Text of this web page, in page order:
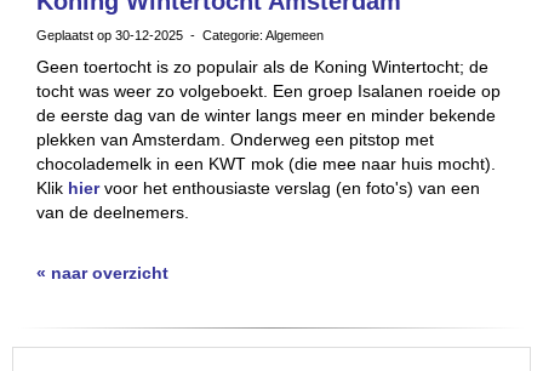
Geplaatst op 30-12-2025 - Categorie: Algemeen
Geen toertocht is zo populair als de Koning Wintertocht; de
tocht was weer zo volgeboekt. Een groep Isalanen roeide op
de eerste dag van de winter langs meer en minder bekende
plekken van Amsterdam. Onderweg een pitstop met
chocolademelk in een KWT mok (die mee naar huis mocht).
Klik hiervoor het enthousiaste verslag (en foto's) van een
van de deelnemers.
« naar overzicht